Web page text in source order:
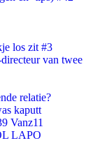
los zit #3
van twee
relatie?
kaputt
Vanz11
LAPO